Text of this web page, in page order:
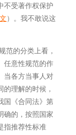
不受著作权保护
）。我不敢说这
的分类上看，
任意性规范的作
当各方当事人对
理解的时候，
国《合同法》第
确的，按照国家
指推荐性标准